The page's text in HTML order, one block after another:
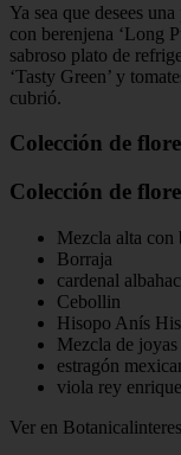
Ya sea que desees
con berenjena ‘Long
sabroso plato de
‘Tasty Green’ y
cubrió.
Colección de
Colección de
Mezcla alta con
Borraja
cardenal
Cebollin
Hisopo Anís
Mezcla de
estragón
viola rey enrique
Ver en